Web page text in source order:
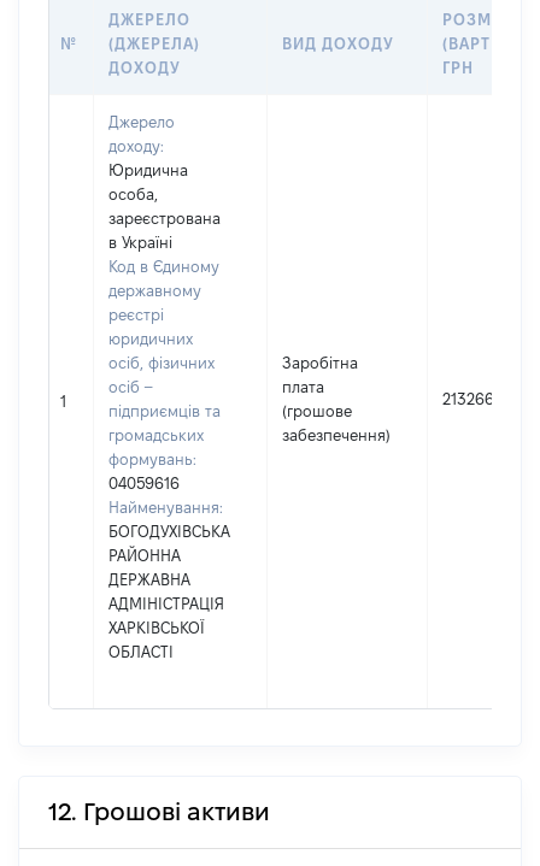
№
ДЖЕРЕЛО
(ДЖЕРЕЛА)
ДОХОДУ
ВИД ДОХОДУ
РОЗМІР
(ВАРТІСТЬ),
ГРН
1
Джерело
доходу:
Юридична
особа,
зареєстрована
в Україні
Код в Єдиному
державному
реєстрі
юридичних
осіб, фізичних
осіб –
підприємців та
громадських
формувань:
04059616
Найменування:
БОГОДУХІВСЬКА
РАЙОННА
ДЕРЖАВНА
АДМІНІСТРАЦІЯ
ХАРКІВСЬКОЇ
ОБЛАСТІ
Заробітна
плата
(грошове
забезпечення)
213266
12. Грошові активи